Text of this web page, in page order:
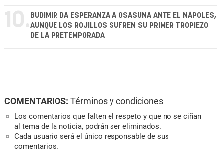
10. BUDIMIR DA ESPERANZA A OSASUNA ANTE EL NÁPOLES,
AUNQUE LOS ROJILLOS SUFREN SU PRIMER TROPIEZO
DE LA PRETEMPORADA
COMENTARIOS: Términos y condiciones
Los comentarios que falten el respeto y que no se ciñan
al tema de la noticia, podrán ser eliminados.
Cada usuario será el único responsable de sus
comentarios.